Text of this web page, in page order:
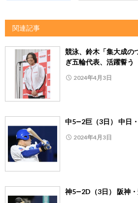
関連記事
競泳、鈴木「集大成の
ぎ五輪代表、活躍誓う
2024年4月3日
中5―2巨（3日） 中日
2024年4月3日
神5―2D（3日） 阪神